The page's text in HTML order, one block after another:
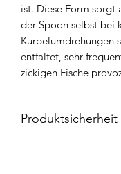
ist. Diese Form sorgt
der Spoon selbst bei
Kurbelumdrehungen
entfaltet, sehr
zickigen Fische
Produktsicherheit